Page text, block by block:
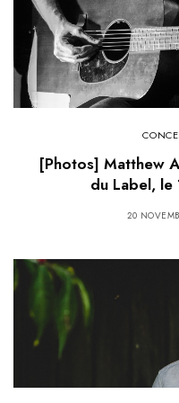
[Photos] Matthew
du Label, le
20